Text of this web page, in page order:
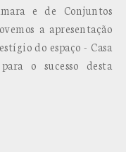
e de Conjuntos
a apresentação
do espaço - Casa
o sucesso desta